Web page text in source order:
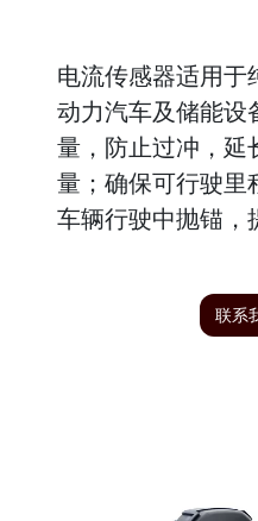
电流传感器适用于
动力汽车及储能设
量，防止过冲，延
量；确保可行驶里
车辆行驶中抛锚，
联系